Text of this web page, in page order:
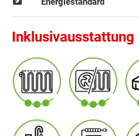
Inklusivausstattung